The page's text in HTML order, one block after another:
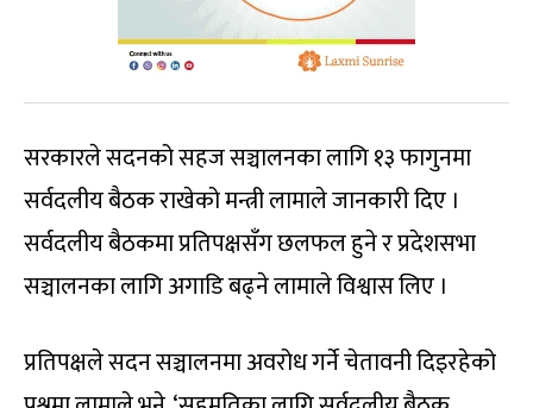
सरकारले सदनको सहज सञ्चालनका लागि १३ फागुनमा
सर्वदलीय बैठक राखेको मन्त्री लामाले जानकारी दिए ।
सर्वदलीय बैठकमा प्रतिपक्षसँग छलफल हुने र प्रदेशसभा
सञ्चालनका लागि अगाडि बढ्ने लामाले विश्वास लिए ।
प्रतिपक्षले सदन सञ्चालनमा अवरोध गर्ने चेतावनी दिइरहेको